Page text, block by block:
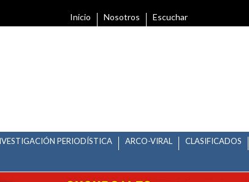
Inicio Nosotros Escuchar
PERIODÍSTICA ARCO-VIRAL
CLASIFICADOS